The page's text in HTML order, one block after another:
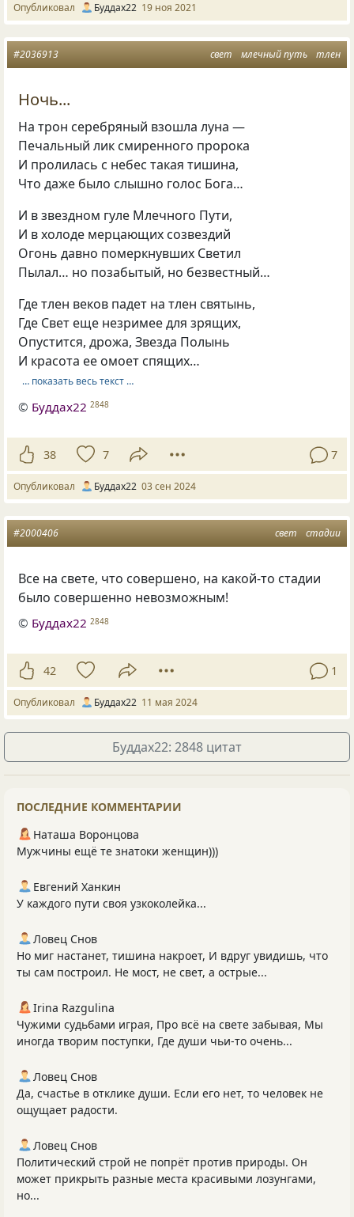
Опубликовал Буддах22 19 ноя 2021
свет млечный путь тлен
#2036913
Ночь...
На трон серебряный взошла луна —
Печальный лик смиренного пророка
И пролилась с небес такая тишина,
Что даже было слышно голос Бога…
И в звездном гуле Млечного Пути,
И в холоде мерцающих созвездий
Огонь давно померкнувших Светил
Пылал… но позабытый, но безвестный…
Где тлен веков падет на тлен святынь,
Где Свет еще незримее для зрящих,
Опустится, дрожа, Звезда Полынь
И красота ее омоет спящих…
… показать весь текст …
© Буддах22 2848
38 7 7
Опубликовал Буддах22 03 сен 2024
свет стадии
#2000406
Все на свете, что совершено, на какой-то стадии
было совершенно невозможным!
© Буддах22 2848
42 1
Опубликовал Буддах22 11 мая 2024
Буддах22: 2848 цитат
ПОСЛЕДНИЕ КОММЕНТАРИИ
Наташа Воронцова
Мужчины ещё те знатоки женщин)))
Евгений Ханкин
У каждого пути своя узкоколейка...
Ловец Снов
Но миг настанет, тишина накроет, И вдруг увидишь, что
ты сам построил. Не мост, не свет, а острые...
Irina Razgulina
Чужими судьбами играя, Про всё на свете забывая, Мы
иногда творим поступки, Где души чьи-то очень...
Ловец Снов
Да, счастье в отклике души. Если его нет, то человек не
ощущает радости.
Ловец Снов
Политический строй не попрёт против природы. Он
может прикрыть разные места красивыми лозунгами,
но...